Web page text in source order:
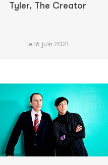
Tyler, The Creator
le 16 juin 2021